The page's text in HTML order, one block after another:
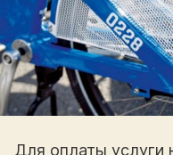
Для оплаты услуги